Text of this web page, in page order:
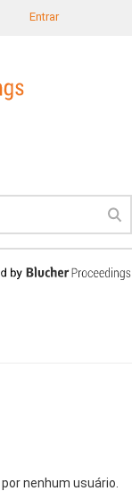
Entrar
nenhum usuário.